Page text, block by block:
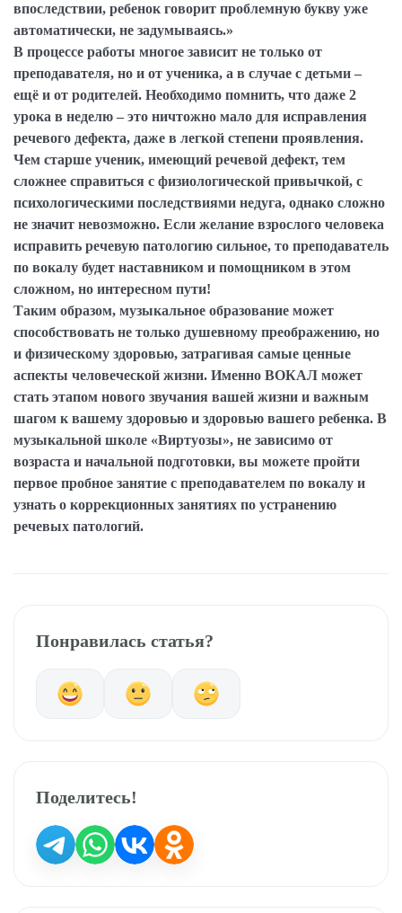
впоследствии, ребенок говорит проблемную букву уже
автоматически, не задумываясь.»
В процессе работы многое зависит не только от
преподавателя, но и от ученика, а в случае с детьми –
ещё и от родителей. Необходимо помнить, что даже 2
урока в неделю – это ничтожно мало для исправления
речевого дефекта, даже в легкой степени проявления.
Чем старше ученик, имеющий речевой дефект, тем
сложнее справиться с физиологической привычкой, с
психологическими последствиями недуга, однако сложно
не значит невозможно. Если желание взрослого человека
исправить речевую патологию сильное, то преподаватель
по вокалу будет наставником и помощником в этом
сложном, но интересном пути!
Таким образом, музыкальное образование может
способствовать не только душевному преображению, но
и физическому здоровью, затрагивая самые ценные
аспекты человеческой жизни. Именно ВОКАЛ может
стать этапом нового звучания вашей жизни и важным
шагом к вашему здоровью и здоровью вашего ребенка. В
музыкальной школе «Виртуозы», не зависимо от
возраста и начальной подготовки, вы можете пройти
первое пробное занятие с преподавателем по вокалу и
узнать о коррекционных занятиях по устранению
речевых патологий.
Понравилась статья?
Поделитесь!